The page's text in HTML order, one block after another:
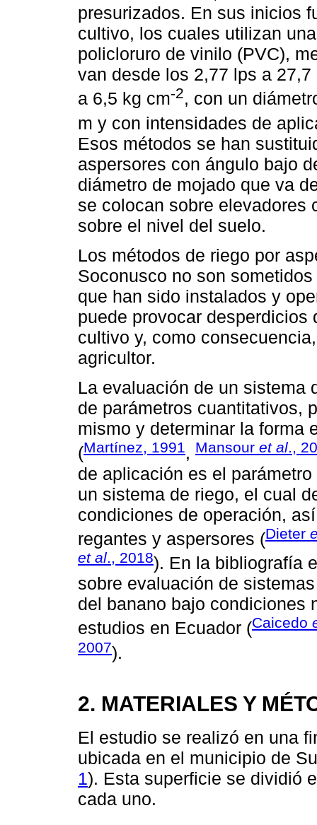
presurizados. En sus inicios
cultivo, los cuales utilizan
policloruro de vinilo (PVC),
van desde los 2,77 lps a
a 6,5 kg cm-2, con un
m y con intensidades de
Esos métodos se han
aspersores con ángulo bajo
diámetro de mojado que va
se colocan sobre elevadores
sobre el nivel del suelo.
Los métodos de riego por
Soconusco no son
que han sido instalados y
puede provocar
cultivo y, como
agricultor.
La evaluación de un sistema
de parámetros cuantitativos,
mismo y determinar la forma
(Martínez, 1991, Mansour et al.,
de aplicación es el
un sistema de riego, el cual
condiciones de operación,
regantes y aspersores (Dieter
et al., 2018). En la bibliografía
sobre evaluación de
del banano bajo condiciones
estudios en Ecuador (Caicedo
2007).
2. MATERIALES Y
El estudio se realizó en una
ubicada en el municipio de
1). Esta superficie se dividió
cada uno.